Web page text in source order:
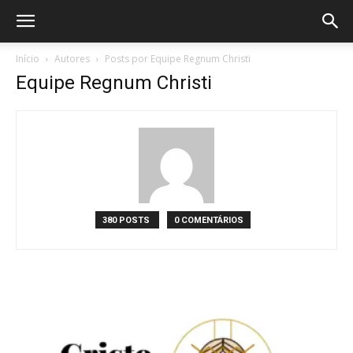
Início Autores Posts por Equipe Regnum Christi
Equipe Regnum Christi
380 POSTS 0 COMENTÁRIOS